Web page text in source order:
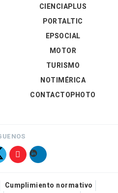
CIENCIAPLUS
PORTALTIC
EPSOCIAL
MOTOR
TURISMO
NOTIMÉRICA
CONTACTOPHOTO
Cumplimiento normativo